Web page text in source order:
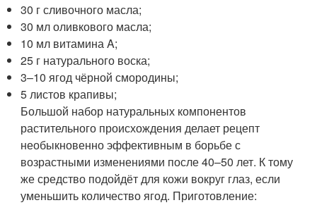
30 г сливочного масла;
30 мл оливкового масла;
10 мл витамина A;
25 г натурального воска;
3–10 ягод чёрной смородины;
5 листов крапивы;
Большой набор натуральных компонентов
растительного происхождения делает рецепт
необыкновенно эффективным в борьбе с
возрастными изменениями после 40–50 лет. К тому
же средство подойдёт для кожи вокруг глаз, если
уменьшить количество ягод. Приготовление: